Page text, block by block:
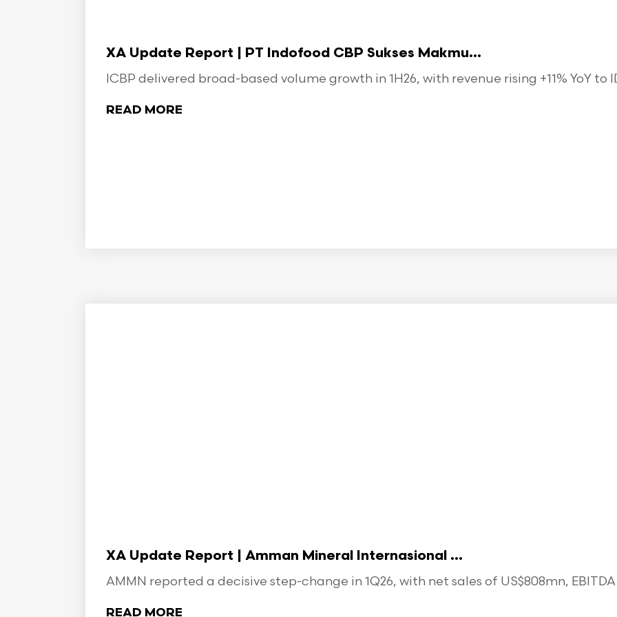
XA Update Report | PT Indofood CBP Sukses Makmu...
ICBP delivered broad-based volume growth in 1H26, with revenue rising +11% YoY to
READ MORE
XA Update Report | Amman Mineral Internasional ...
AMMN reported a decisive step-change in 1Q26, with net sales of US$808mn, EBITDA
READ MORE